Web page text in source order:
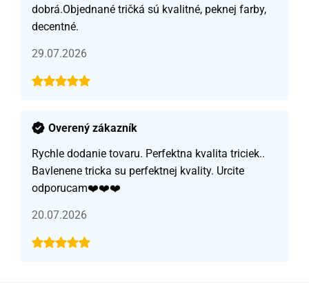
dobrá.Objednané tričká sú kvalitné, peknej farby,
decentné.
29.07.2026
Overený zákazník
Rychle dodanie tovaru. Perfektna kvalita triciek..
Bavlenene tricka su perfektnej kvality. Urcite
odporucam❤️❤️❤️
20.07.2026